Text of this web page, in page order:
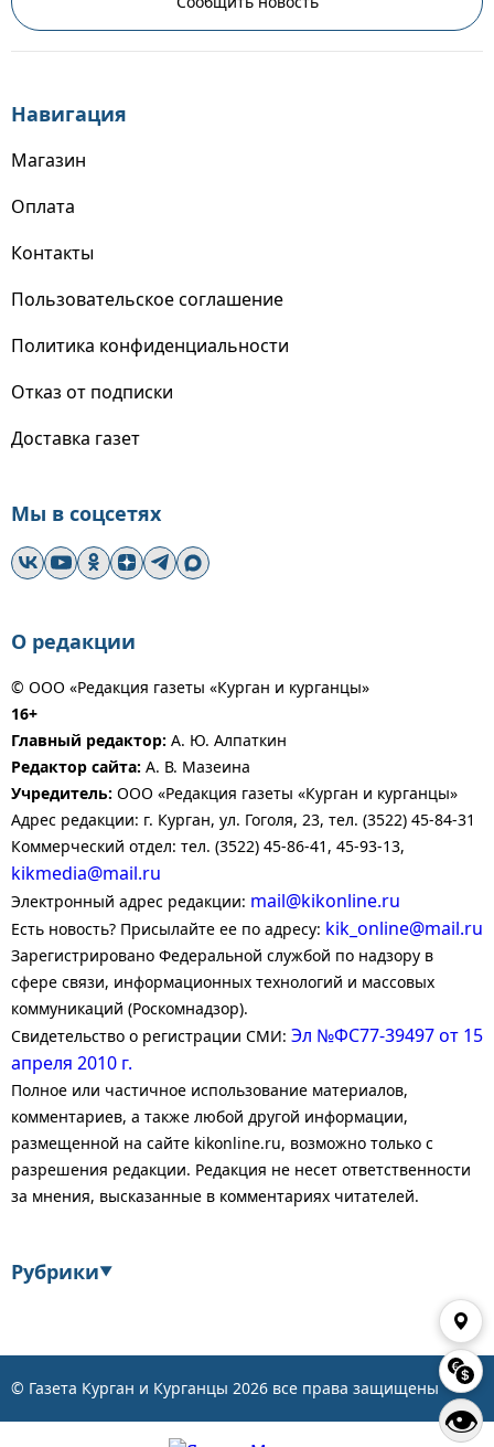
👁
Навигация
Магазин
Оплата
Контакты
Пользовательское соглашение
Политика конфиденциальности
Отказ от подписки
Доставка газет
Мы в соцсетях
О редакции
© ООО «Редакция газеты «Курган и курганцы»
16+
Главный редактор: А. Ю. Алпаткин
Редактор сайта: А. В. Мазеина
Учредитель: ООО «Редакция газеты «Курган и курганцы»
Адрес редакции: г. Курган, ул. Гоголя, 23, тел. (3522) 45-84-31
Коммерческий отдел: тел. (3522) 45-86-41, 45-93-13,
kikmedia@mail.ru
Электронный адрес редакции: mail@kikonline.ru
Есть новость? Присылайте ее по адресу: kik_online@mail.ru
Зарегистрировано Федеральной службой по надзору в
сфере связи, информационных технологий и массовых
коммуникаций (Роскомнадзор).
Свидетельство о регистрации СМИ: Эл №ФС77-39497 от 15
апреля 2010 г.
Полное или частичное использование материалов,
комментариев, а также любой другой информации,
размещенной на сайте kikonline.ru, возможно только с
разрешения редакции. Редакция не несет ответственности
за мнения, высказанные в комментариях читателей.
Рубрики▼
Энергетика
Транспорт
© Газета Курган и Курганцы 2026 все права защищены